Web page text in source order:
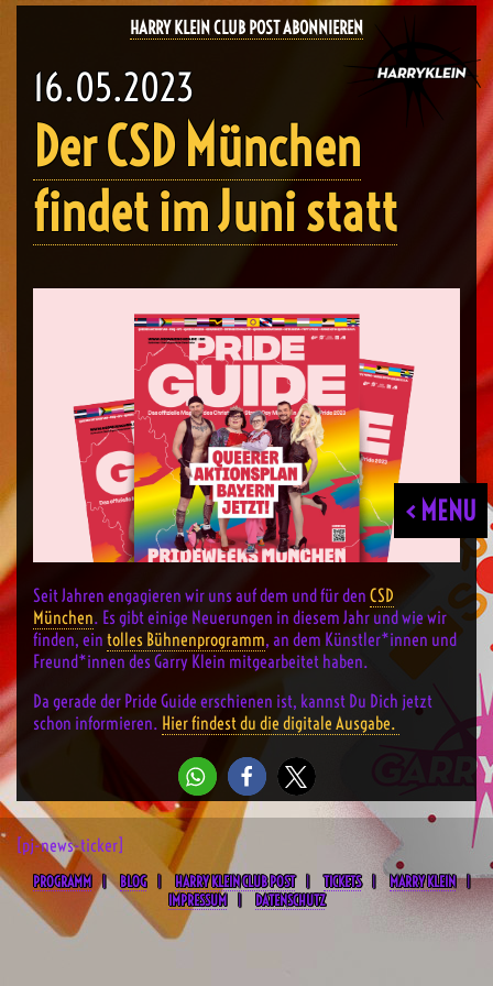
HARRY KLEIN CLUB POST ABONNIEREN
< MENU
16.05.2023
Der CSD München
findet im Juni statt
Seit Jahren engagieren wir uns auf dem und für den CSD
München. Es gibt einige Neuerungen in diesem Jahr und wie wir
finden, ein tolles Bühnenprogramm, an dem Künstler*innen und
Freund*innen des Garry Klein mitgearbeitet haben.
Da gerade der Pride Guide erschienen ist, kannst Du Dich jetzt
schon informieren. Hier findest du die digitale Ausgabe.
[pj-news-ticker]
PROGRAMM BLOG HARRY KLEIN CLUB POST TICKETS
MARRY KLEIN
IMPRESSUM
DATENSCHUTZ